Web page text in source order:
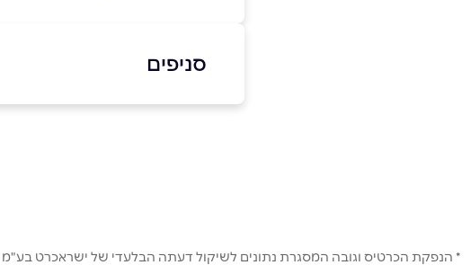
באתר
סניפים
רחובות
* הנפקת הכרטיס וגובה המסגרת נתונים לשיקול דעתה הבלעדי של ישראכרט בע"מ